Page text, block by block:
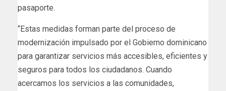
pasaporte.
“Estas medidas forman parte del proceso de
modernización impulsado por el Gobierno dominicano
para garantizar servicios más accesibles, eficientes y
seguros para todos los ciudadanos. Cuando
acercamos los servicios a las comunidades,